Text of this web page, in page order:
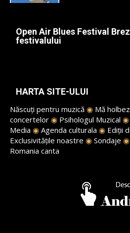
Open Air Blues Festival
festivalului
HARTA SITE-ULUI
Născuți pentru muzică ◉ Mă
concertelor ◉ Psihologul Muzical ◉
Media ◉ Agenda culturala ◉ Ediții
Exclusivitățile noastre ◉ Sondaje ◉
Romania canta